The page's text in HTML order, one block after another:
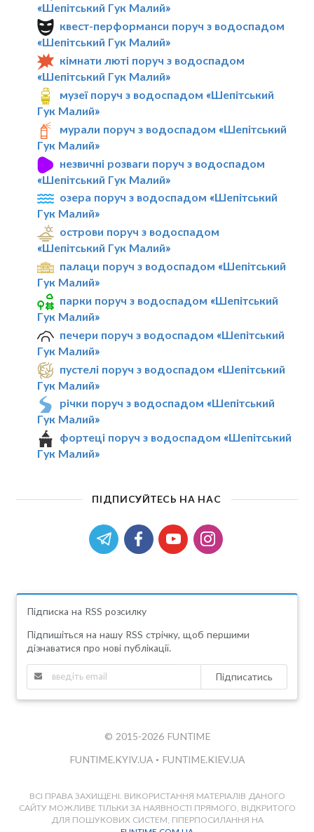
«Шепітський Гук Малий»
квест-перформанси поруч з водоспадом
«Шепітський Гук Малий»
кімнати люті поруч з водоспадом
«Шепітський Гук Малий»
музеї поруч з водоспадом «Шепітський
Гук Малий»
мурали поруч з водоспадом «Шепітський
Гук Малий»
незвичні розваги поруч з водоспадом
«Шепітський Гук Малий»
озера поруч з водоспадом «Шепітський
Гук Малий»
острови поруч з водоспадом
«Шепітський Гук Малий»
палаци поруч з водоспадом «Шепітський
Гук Малий»
парки поруч з водоспадом «Шепітський
Гук Малий»
печери поруч з водоспадом «Шепітський
Гук Малий»
пустелі поруч з водоспадом «Шепітський
Гук Малий»
річки поруч з водоспадом «Шепітський
Гук Малий»
фортеці поруч з водоспадом «Шепітський
Гук Малий»
ПІДПИСУЙТЕСЬ НА НАС
Підписка на RSS розсилку
Підпишіться на нашу RSS стрічку, щоб першими
дізнаватися про нові публікації.
Підписатись
© 2015-2026 FUNTIME
FUNTIME.KYIV.UA • FUNTIME.KIEV.UA
ВСІ ПРАВА ЗАХИЩЕНІ. ВИКОРИСТАННЯ МАТЕРІАЛІВ ДАНОГО
САЙТУ МОЖЛИВЕ ТІЛЬКИ ЗА НАЯВНОСТІ ПРЯМОГО, ВІДКРИТОГО
ДЛЯ ПОШУКОВИХ СИСТЕМ, ГІПЕРПОСИЛАННЯ НА